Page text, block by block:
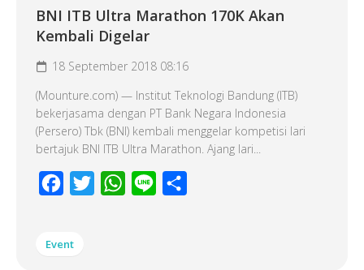
BNI ITB Ultra Marathon 170K Akan
Kembali Digelar
18 September 2018 08:16
(Mounture.com) — Institut Teknologi Bandung (ITB)
bekerjasama dengan PT Bank Negara Indonesia
(Persero) Tbk (BNI) kembali menggelar kompetisi lari
bertajuk BNI ITB Ultra Marathon. Ajang lari...
Facebook
Twitter WhatsApp
Line
Event